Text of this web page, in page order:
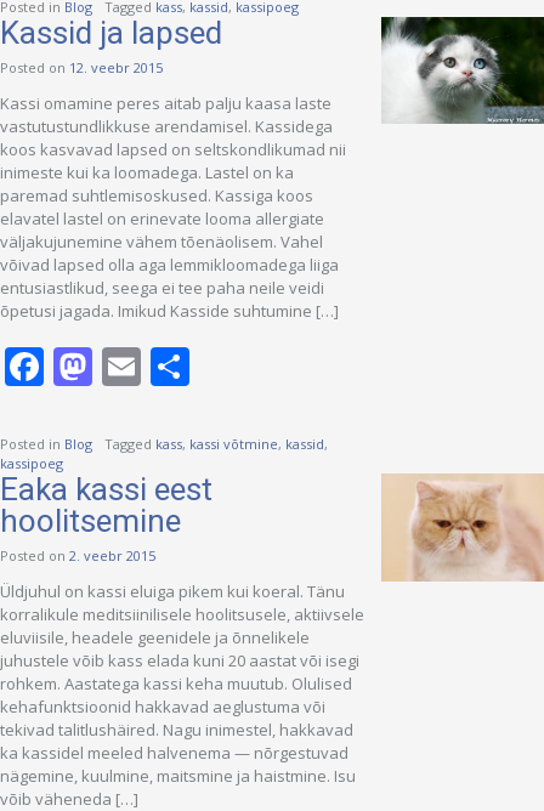
Posted in Blog Tagged kass, kassid, kassipoeg
Kassid ja lapsed
Posted on 12. veebr 2015
Kassi omamine peres aitab palju kaasa laste
vastutustundlikkuse arendamisel. Kassidega
koos kasvavad lapsed on seltskondlikumad nii
inimeste kui ka loomadega. Lastel on ka
paremad suhtlemisoskused. Kassiga koos
elavatel lastel on erinevate looma allergiate
väljakujunemine vähem tõenäolisem. Vahel
võivad lapsed olla aga lemmikloomadega liiga
entusiastlikud, seega ei tee paha neile veidi
õpetusi jagada. Imikud Kasside suhtumine […]
Facebook
Mastodon
Email
Posted in Blog Tagged kass, kassi võtmine, kassid,
kassipoeg
Eaka kassi eest
hoolitsemine
Posted on 2. veebr 2015
Üldjuhul on kassi eluiga pikem kui koeral. Tänu
korralikule meditsiinilisele hoolitsusele, aktiivsele
eluviisile, headele geenidele ja õnnelikele
juhustele võib kass elada kuni 20 aastat või isegi
rohkem. Aastatega kassi keha muutub. Olulised
kehafunktsioonid hakkavad aeglustuma või
tekivad talitlushäired. Nagu inimestel, hakkavad
ka kassidel meeled halvenema — nõrgestuvad
nägemine, kuulmine, maitsmine ja haistmine. Isu
võib väheneda […]